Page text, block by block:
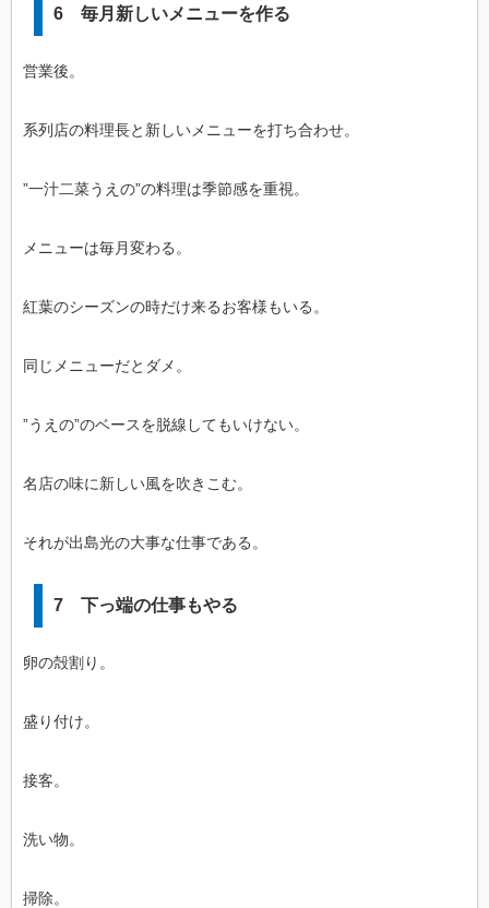
6 毎月新しいメニューを作る
営業後。
系列店の料理長と新しいメニューを打ち合わせ。
”一汁二菜うえの”の料理は季節感を重視。
メニューは毎月変わる。
紅葉のシーズンの時だけ来るお客様もいる。
同じメニューだとダメ。
”うえの”のベースを脱線してもいけない。
名店の味に新しい風を吹きこむ。
それが出島光の大事な仕事である。
7 下っ端の仕事もやる
卵の殻割り。
盛り付け。
接客。
洗い物。
掃除。